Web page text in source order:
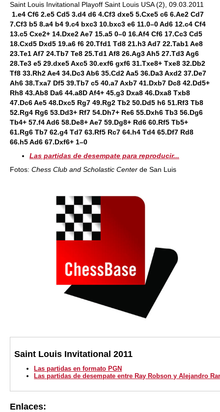
Saint Louis Invitational Playoff Saint Louis USA (2), 09.03.2011
1.e4 Cf6 2.e5 Cd5 3.d4 d6 4.Cf3 dxe5 5.Cxe5 c6 6.Ae2 Cd7
7.Cf3 b5 8.a4 b4 9.c4 bxc3 10.bxc3 e6 11.0–0 Ad6 12.c4 Cf4
13.c5 Cxe2+ 14.Dxe2 Ae7 15.a5 0–0 16.Af4 Cf6 17.Cc3 Cd5
18.Cxd5 Dxd5 19.a6 f6 20.Tfd1 Td8 21.h3 Ad7 22.Tab1 Ae8
23.Te1 Af7 24.Tb7 Te8 25.Td1 Af8 26.Ag3 Ah5 27.Td3 Ag6
28.Te3 e5 29.dxe5 Axc5 30.exf6 gxf6 31.Txe8+ Txe8 32.Db2
Tf8 33.Rh2 Ae4 34.Dc3 Ab6 35.Cd2 Aa5 36.Da3 Axd2 37.De7
Ah6 38.Txa7 Df5 39.Tb7 c5 40.a7 Axb7 41.Dxb7 Dc8 42.Dd5+
Rh8 43.Ab8 Da6 44.a8D Af4+ 45.g3 Dxa8 46.Dxa8 Txb8
47.Dc6 Ae5 48.Dxc5 Rg7 49.Rg2 Tb2 50.Dd5 h6 51.Rf3 Tb8
52.Rg4 Rg6 53.Dd3+ Rf7 54.Dh7+ Re6 55.Dxh6 Tb3 56.Dg6
Tb4+ 57.f4 Ad6 58.De8+ Ae7 59.Dg8+ Rd6 60.Rf5 Tb5+
61.Rg6 Tb7 62.g4 Td7 63.Rf5 Rc7 64.h4 Td4 65.Df7 Rd8
66.h5 Ad6 67.Dxf6+ 1–0
Las partidas de desempate para reproducir...
Fotos: Chess Club and Scholastic Center de San Luis
Saint Louis Invitational 2011
Las partidas en formato PGN
Las partidas de desempate entre Ray Robson y Alejandro
Enlaces: